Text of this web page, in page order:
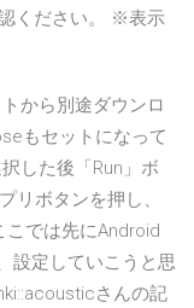
ください。 ※表示
から別途ダウンロ
もセットになって
した後「Run」ボ
リボタンを押し、
では先にAndroid
設定していこうと思
さんの記